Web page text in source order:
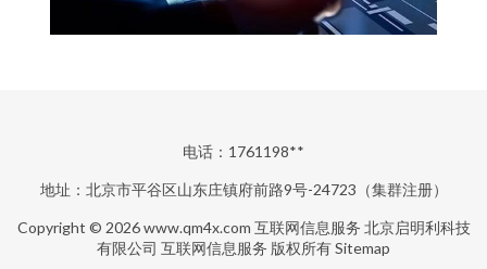
电话：1761198**
地址：北京市平谷区山东庄镇府前路9号-24723（集群注册）
Copyright © 2026www.qm4x.com 互联网信息服务 北京启明利科技
有限公司 互联网信息服务 版权所有Sitemap